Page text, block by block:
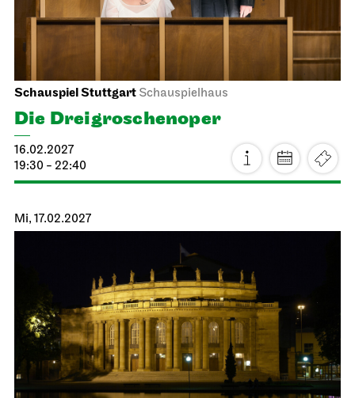
Schauspiel Stuttgart Schauspielhaus
Die Drei­groschen­oper
16.02.2027
19:30 - 22:40
Mi, 17.02.2027